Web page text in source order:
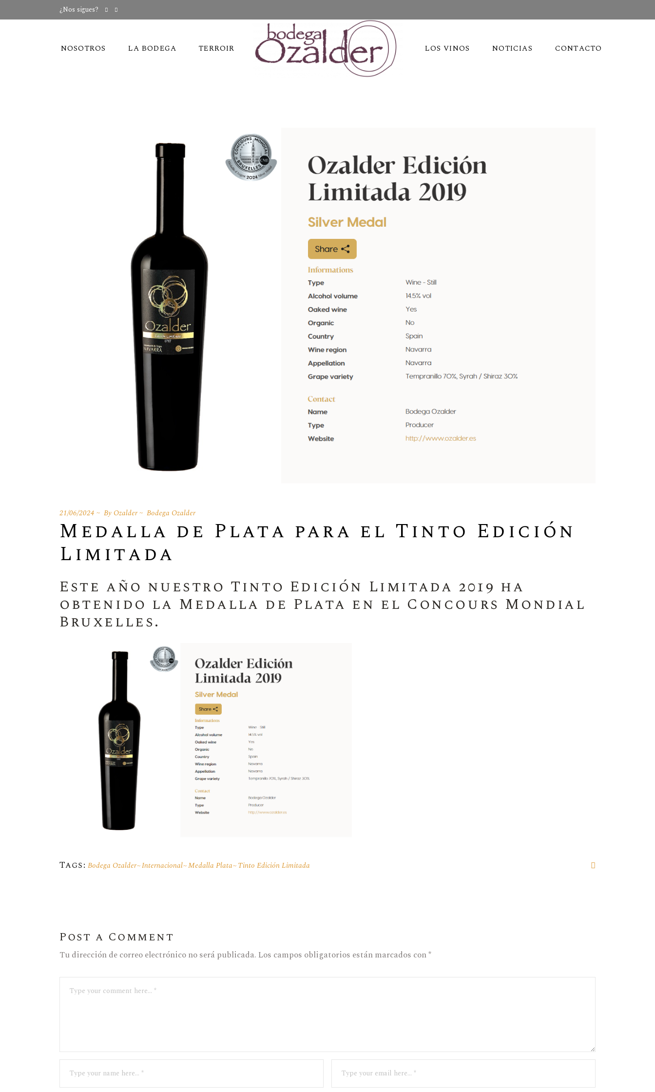
¿Nos sigues?
NOSOTROS LA BODEGA TERROIR LOS VINOS NOTICIAS CONTACTO
21/06/2024 By Ozalder Bodega Ozalder
Medalla de Plata para el Tinto Edición
Limitada
Este año nuestro Tinto Edición Limitada 2019 ha
obtenido la Medalla de Plata en el Concours Mondial
Bruxelles.
Tags: Bodega Ozalder Internacional Medalla Plata Tinto Edición Limitada
Post a Comment
Tu dirección de correo electrónico no será publicada. Los campos obligatorios están marcados con*